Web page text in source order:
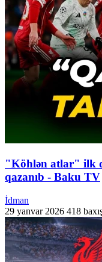
"Köhlən atlar" ilk
qazanıb - Baku TV
İdman
29 yanvar 2026 418